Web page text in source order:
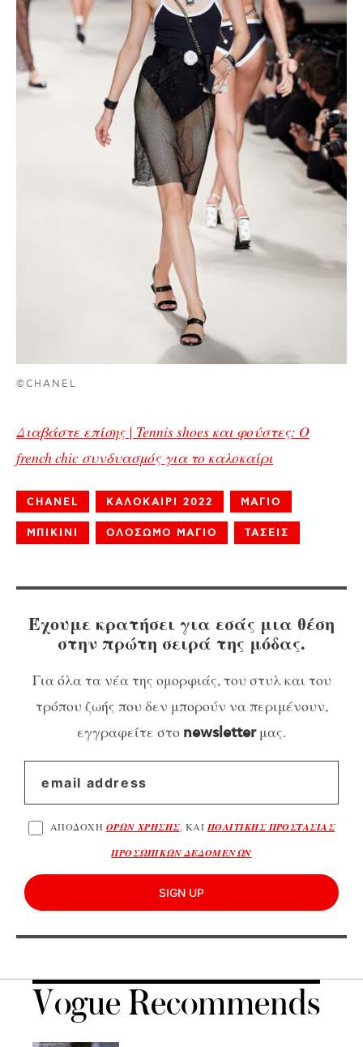
©CHANEL
Διαβάστε επίσης | Tennis shoes και φούστες: Ο
french chic συνδυασμός για το καλοκαίρι
CHANEL ΚΑΛΟΚΑΙΡΙ 2022 ΜΑΓΙΟ
ΜΠΙΚΙΝΙ ΟΛΟΣΩΜΟ ΜΑΓΙΟ ΤΑΣΕΙΣ
Έχουμε κρατήσει για εσάς μια θέση
στην πρώτη σειρά της μόδας.
Για όλα τα νέα της ομορφιάς, του στυλ και του
τρόπου ζωής που δεν μπορούν να περιμένουν,
εγγραφείτε στο newsletterμας.
ΑΠΟΔΟΧΗ ΟΡΩΝ ΧΡΗΣΗΣ, ΚΑΙΠΟΛΙΤΙΚΗΣ ΠΡΟΣΤΑΣΙΑΣ
ΠΡΟΣΩΠΙΚΩΝ ΔΕΔΟΜΕΝΩΝ
SIGN UP
Vogue Recommends